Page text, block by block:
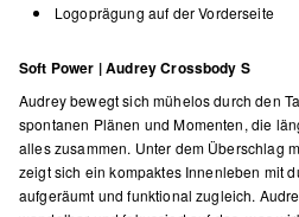
Logoprägung auf der Vorderseite
Soft Power | Audrey Crossbody S
Audrey bewegt sich mühelos durch den
spontanen Plänen und Momenten, die
alles zusammen. Unter dem Überschlag
zeigt sich ein kompaktes Innenleben mit
aufgeräumt und funktional zugleich.